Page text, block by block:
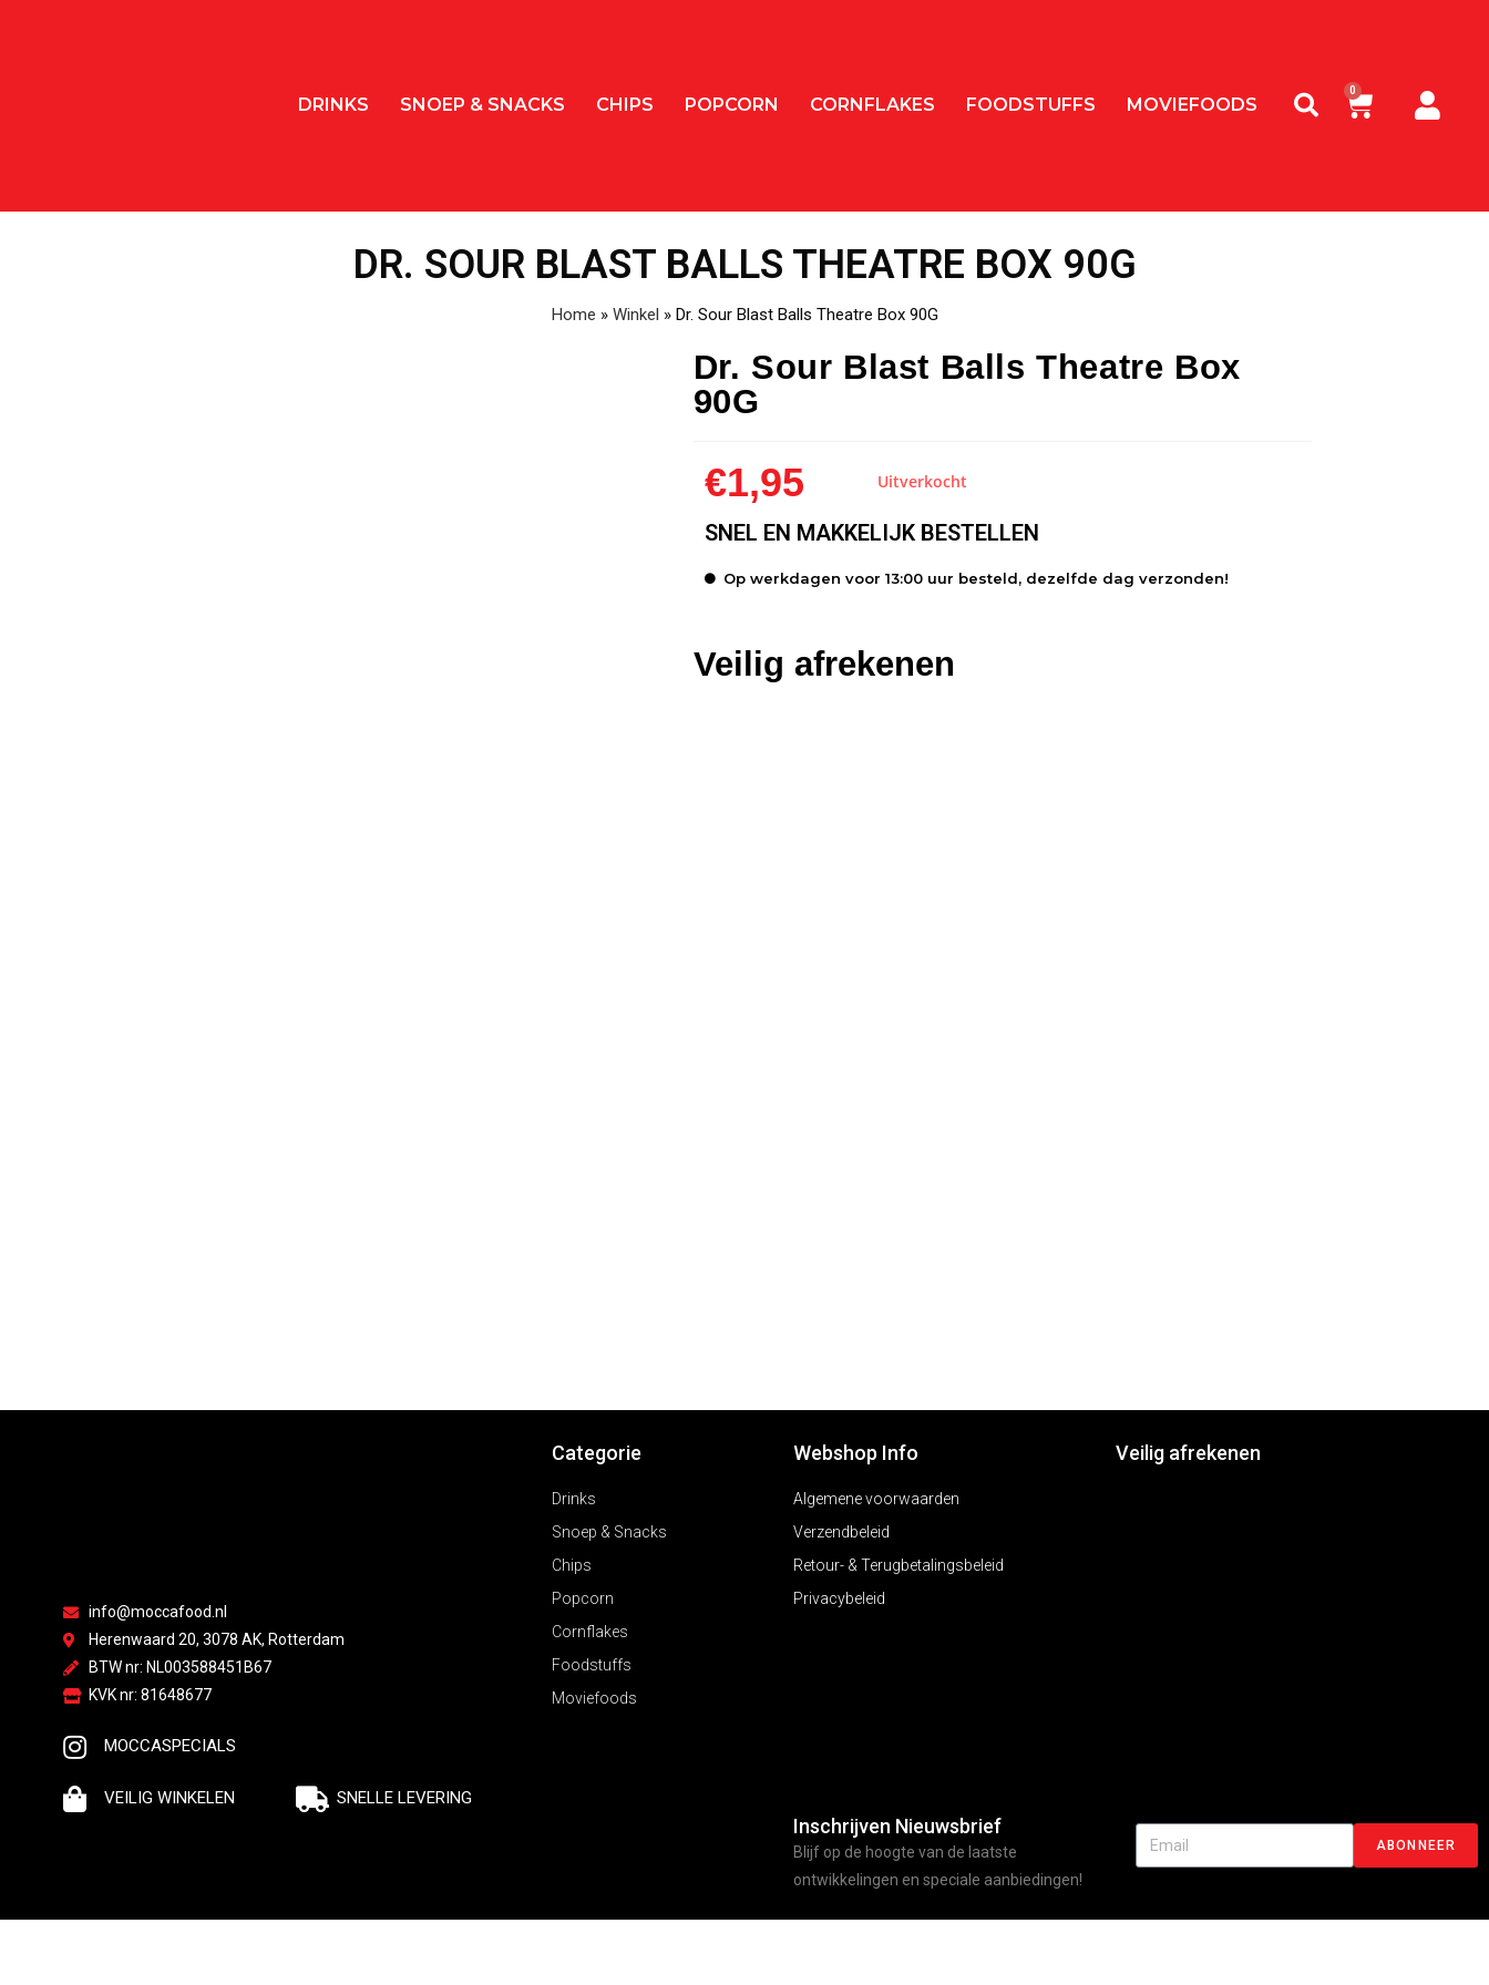
DRINKS SNOEP & SNACKS CHIPS POPCORN CORNFLAKES FOODSTUFFS MOVIEFOODS
DR. SOUR BLAST BALLS THEATRE BOX 90G
Home » Winkel » Dr. Sour Blast Balls Theatre Box 90G
Dr. Sour Blast Balls Theatre Box
90G
€1,95 Uitverkocht
SNEL EN MAKKELIJK BESTELLEN
Op werkdagen voor 13:00 uur besteld, dezelfde dag verzonden!
Veilig afrekenen
info@moccafood.nl
Herenwaard 20, 3078 AK, Rotterdam
BTW nr: NL003588451B67
KVK nr: 81648677
MOCCASPECIALS
VEILIG WINKELEN SNELLE LEVERING
Categorie
Drinks
Snoep & Snacks
Chips
Popcorn
Cornflakes
Foodstuffs
Moviefoods
Webshop Info
Algemene voorwaarden
Verzendbeleid
Retour- & Terugbetalingsbeleid
Privacybeleid
Veilig afrekenen
Inschrijven Nieuwsbrief
Blijf op de hoogte van de laatste
ontwikkelingen en speciale aanbiedingen!
ABONNEER